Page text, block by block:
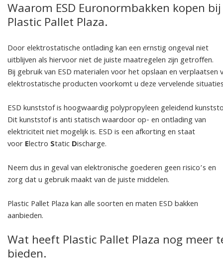
Waarom ESD Euronormbakken kopen bij
Plastic Pallet Plaza.
Door elektrostatische ontlading kan een ernstig ongeval niet
uitblijven als hiervoor niet de juiste maatregelen zijn getroffen.
Bij gebruik van ESD materialen voor het opslaan en verplaatsen
elektrostatische producten voorkomt u deze vervelende
ESD kunststof is hoogwaardig polypropyleen geleidend
Dit kunststof is anti statisch waardoor op- en ontlading van
elektriciteit niet mogelijk is. ESD is een afkorting en staat
voorElectro StaticDischarge.
Neem dus in geval van elektronische goederen geen risico’s en
zorg dat u gebruik maakt van de juiste middelen.
Plastic Pallet Plaza kan alle soorten en maten ESD bakken
aanbieden.
Wat heeft Plastic Pallet Plaza nog meer